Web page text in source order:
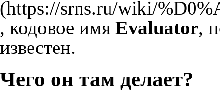
, кодовое имя Evaluator,
известен.
Чего он там делает?